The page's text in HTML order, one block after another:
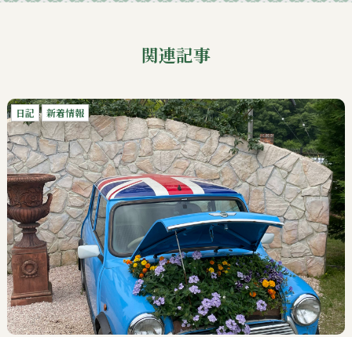
関連記事
日記 新着情報